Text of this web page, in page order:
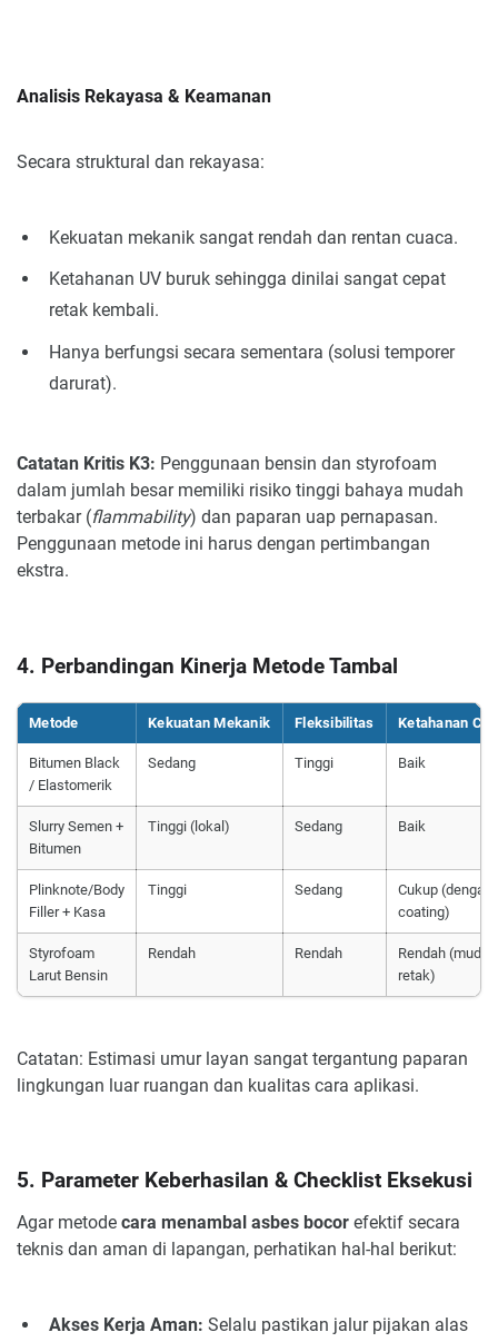
Analisis Rekayasa & Keamanan
Secara struktural dan rekayasa:
Kekuatan mekanik sangat rendah dan rentan cuaca.
Ketahanan UV buruk sehingga dinilai sangat cepat
retak kembali.
Hanya berfungsi secara sementara (solusi temporer
darurat).
Catatan Kritis K3: Penggunaan bensin dan styrofoam
dalam jumlah besar memiliki risiko tinggi bahaya mudah
terbakar (flammability) dan paparan uap pernapasan.
Penggunaan metode ini harus dengan pertimbangan
ekstra.
4. Perbandingan Kinerja Metode Tambal
Metode Kekuatan Mekanik Fleksibilitas Ketahanan
Bitumen Black
/ Elastomerik
Sedang Tinggi Baik
Slurry Semen +
Bitumen
Tinggi (lokal) Sedang Baik
Plinknote/Body
Filler + Kasa
Tinggi Sedang
Cukup (dengan
coating)
Styrofoam
Larut Bensin
Rendah Rendah
Rendah (mudah
retak)
Catatan: Estimasi umur layan sangat tergantung paparan
lingkungan luar ruangan dan kualitas cara aplikasi.
5. Parameter Keberhasilan & Checklist Eksekusi
Agar metode cara menambal asbes bocor efektif secara
teknis dan aman di lapangan, perhatikan hal-hal berikut:
Akses Kerja Aman: Selalu pastikan jalur pijakan alas